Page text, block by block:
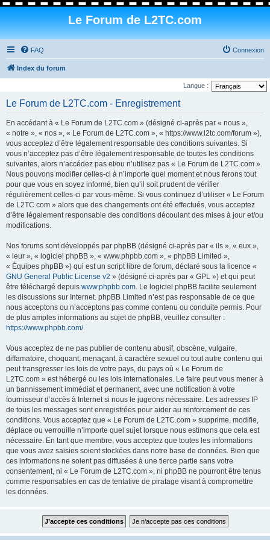
Le Forum de L2TC.com
FAQ Connexion
Index du forum
Langue :
Le Forum de L2TC.com - Enregistrement
En accédant à « Le Forum de L2TC.com » (désigné ci-après par « nous »,
« notre », « nos », « Le Forum de L2TC.com », « https://www.l2tc.com/forum »),
vous acceptez d’être légalement responsable des conditions suivantes. Si
vous n’acceptez pas d’être légalement responsable de toutes les conditions
suivantes, alors n’accédez pas et/ou n’utilisez pas « Le Forum de L2TC.com ».
Nous pouvons modifier celles-ci à n’importe quel moment et nous ferons tout
pour que vous en soyez informé, bien qu’il soit prudent de vérifier
régulièrement celles-ci par vous-même. Si vous continuez d’utiliser « Le Forum
de L2TC.com » alors que des changements ont été effectués, vous acceptez
d’être légalement responsable des conditions découlant des mises à jour et/ou
modifications.
Nos forums sont développés par phpBB (désigné ci-après par « ils », « eux »,
« leur », « logiciel phpBB », « www.phpbb.com », « phpBB Limited »,
« Équipes phpBB ») qui est un script libre de forum, déclaré sous la licence «
GNU General Public License v2 » (désigné ci-après par « GPL ») et qui peut
être téléchargé depuis www.phpbb.com. Le logiciel phpBB facilite seulement
les discussions sur Internet. phpBB Limited n’est pas responsable de ce que
nous acceptons ou n’acceptons pas comme contenu ou conduite permis. Pour
de plus amples informations au sujet de phpBB, veuillez consulter :
https://www.phpbb.com/.
Vous acceptez de ne pas publier de contenu abusif, obscène, vulgaire,
diffamatoire, choquant, menaçant, à caractère sexuel ou tout autre contenu qui
peut transgresser les lois de votre pays, du pays où « Le Forum de
L2TC.com » est hébergé ou les lois internationales. Le faire peut vous mener à
un bannissement immédiat et permanent, avec une notification à votre
fournisseur d’accès à Internet si nous le jugeons nécessaire. Les adresses IP
de tous les messages sont enregistrées pour aider au renforcement de ces
conditions. Vous acceptez que « Le Forum de L2TC.com » supprime, modifie,
déplace ou verrouille n’importe quel sujet lorsque nous estimons que cela est
nécessaire. En tant que membre, vous acceptez que toutes les informations
que vous avez saisies soient stockées dans notre base de données. Bien que
ces informations ne soient pas diffusées à une tierce partie sans votre
consentement, ni « Le Forum de L2TC.com », ni phpBB ne pourront être tenus
comme responsables en cas de tentative de piratage visant à compromettre
les données.